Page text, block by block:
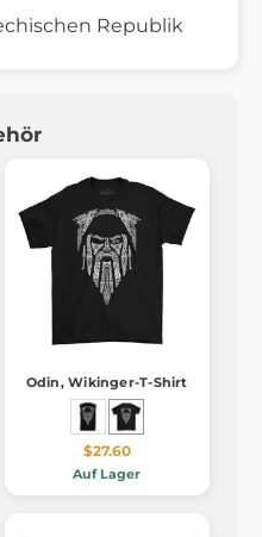
Republik
Odin, Wikinger-T-Shirt
$27.60
Auf Lager